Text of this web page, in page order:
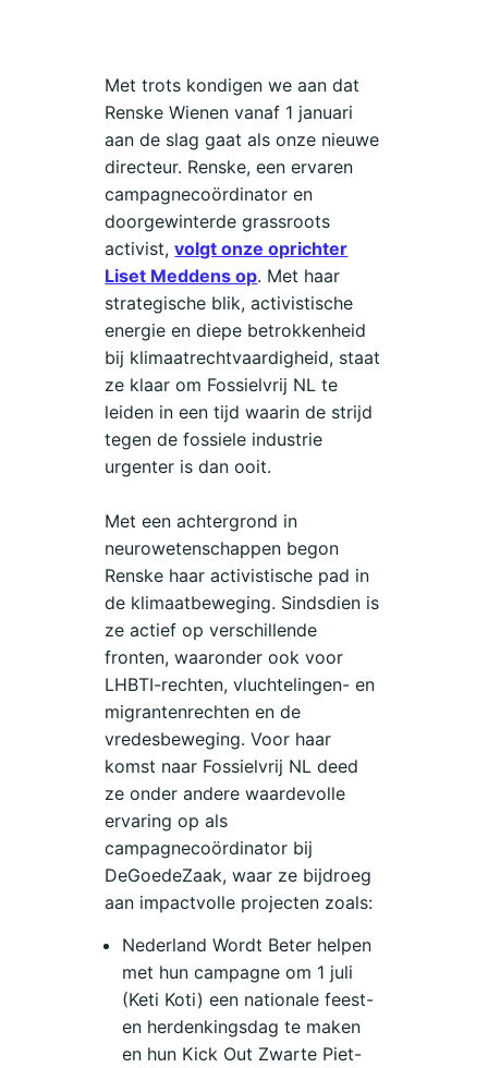
Met trots kondigen we aan dat
Renske Wienen vanaf 1 januari
aan de slag gaat als onze nieuwe
directeur. Renske, een ervaren
campagnecoördinator en
doorgewinterde grassroots
activist,volgt onze oprichter
Liset Meddens op. Met haar
strategische blik, activistische
energie en diepe betrokkenheid
bij klimaatrechtvaardigheid, staat
ze klaar om Fossielvrij NL te
leiden in een tijd waarin de strijd
tegen de fossiele industrie
urgenter is dan ooit.
Met een achtergrond in
neurowetenschappen begon
Renske haar activistische pad in
de klimaatbeweging. Sindsdien is
ze actief op verschillende
fronten, waaronder ook voor
LHBTI-rechten, vluchtelingen- en
migrantenrechten en de
vredesbeweging. Voor haar
komst naar Fossielvrij NL deed
ze onder andere waardevolle
ervaring op als
campagnecoördinator bij
DeGoedeZaak, waar ze bijdroeg
aan impactvolle projecten zoals:
Nederland Wordt Beter helpen
met hun campagne om 1 juli
(Keti Koti) een nationale feest-
en herdenkingsdag te maken
en hun Kick Out Zwarte Piet-